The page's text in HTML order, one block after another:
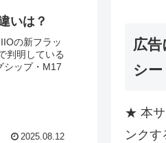
いは？
の新フラッ
判明している
シップ・M17
2025.08.12
広
シー
★ 本サ
ンクす